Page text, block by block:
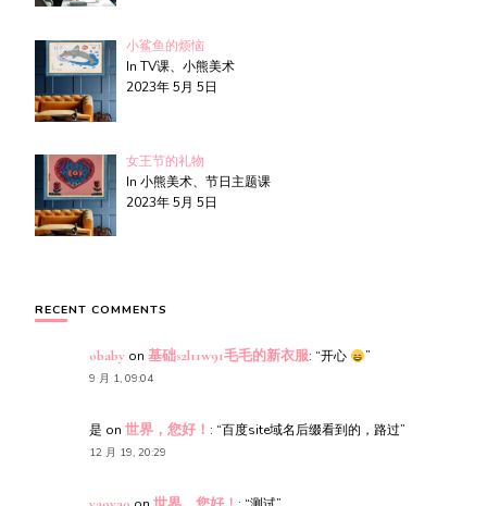
小鲨鱼的烦恼
In TV课、小熊美术
2023年 5月 5日
女王节的礼物
In 小熊美术、节日主题课
2023年 5月 5日
RECENT COMMENTS
obaby on 基础s2l11w91毛毛的新衣服: “开心 ”
9 月 1, 09:04
是 on 世界，您好！ : “百度site域名后缀看到的，路过”
12 月 19, 20:29